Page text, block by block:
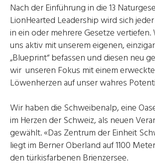
Nach der Einführung in die 13
LionHearted Leadership wird sich
in ein oder mehrere Gesetze
uns aktiv mit unserem eigenen,
„Blueprint“ befassen und diesen neu
wir unseren Fokus mit einem
Löwenherzen auf unser wahres
Wir haben die Schweibenalp, eine
im Herzen der Schweiz, als neuen
gewählt. «Das Zentrum der Einheit
liegt im Berner Oberland auf 1100
den türkisfarbenen Brienzersee.